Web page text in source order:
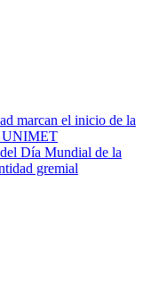
marcan el inicio de la
UNIMET
Día Mundial de la
gremial